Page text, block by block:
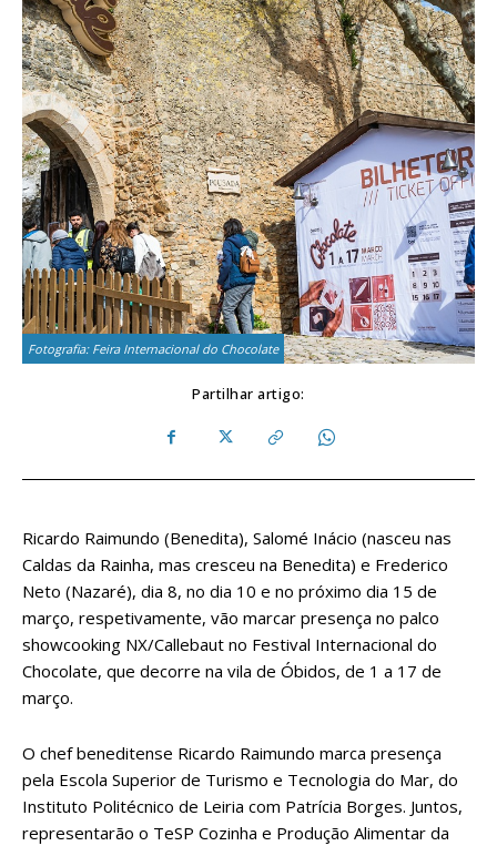
Fotografia: Feira Internacional do Chocolate
Partilhar artigo:
Ricardo Raimundo (Benedita), Salomé Inácio (nasceu nas
Caldas da Rainha, mas cresceu na Benedita) e Frederico
Neto (Nazaré), dia 8, no dia 10 e no próximo dia 15 de
março, respetivamente, vão marcar presença no palco
showcooking NX/Callebaut no Festival Internacional do
Chocolate, que decorre na vila de Óbidos, de 1 a 17 de
março.
O chef beneditense Ricardo Raimundo marca presença
pela Escola Superior de Turismo e Tecnologia do Mar, do
Instituto Politécnico de Leiria com Patrícia Borges. Juntos,
representarão o TeSP Cozinha e Produção Alimentar da